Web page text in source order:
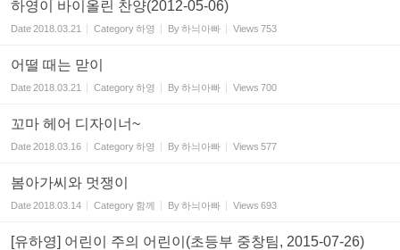
하영이 바이올린 찬양(2012-05-06)
Date2018.03.21 Category하영 By하늬아빠 Views 753
어떨 때는 맏이
Date2018.03.21 Category하영 By하늬아빠 Views 700
꼬마 헤어 디자이너~
Date2018.03.16 Category하영 By하늬아빠 Views 577
봄아가씨와 멋쟁이
Date2018.03.14 Category 함께 By하늬아빠 Views 693
[유하영] 어린이 주의 어린이(초등부 중창팀, 2015-07-26)